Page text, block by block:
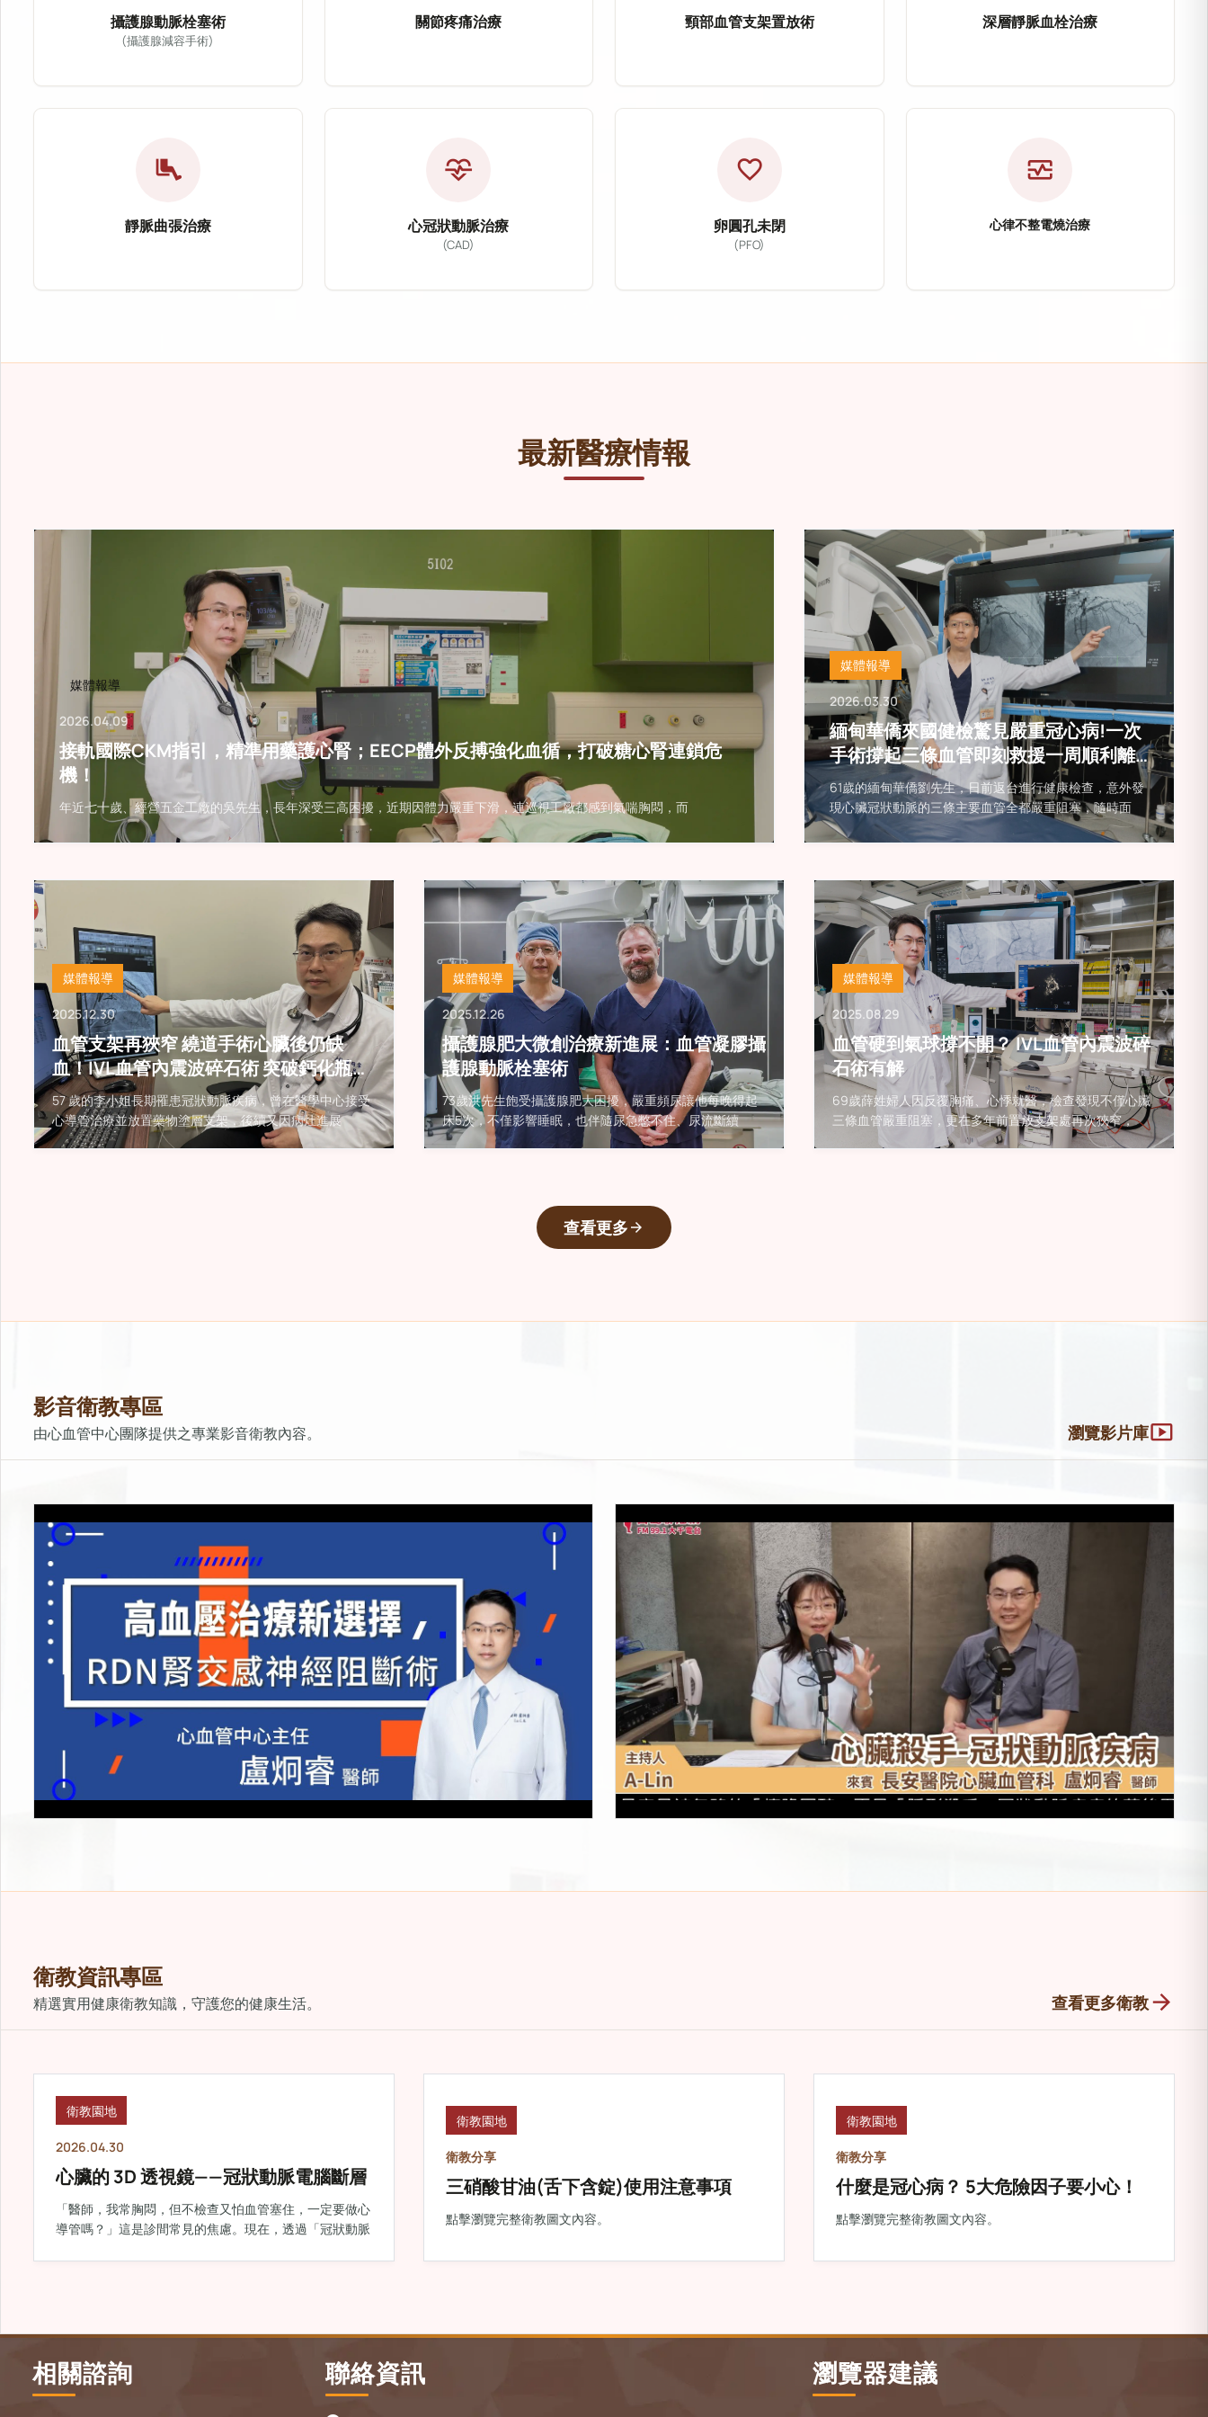
攝護腺動脈栓塞術
(攝護腺減容手術)
攝護腺動脈栓塞術（Prostatic Artery Embolization, PAE）
攝護腺動脈栓塞術（PAE）為治療良性攝護腺肥大（BPH）的微創介入治療方式，透過導管將栓塞微粒注入攝護腺動脈，使攝護腺逐漸縮小，改善頻尿、夜尿、
治療方式：導管栓塞治療
關節疼痛治療
關節疼痛治療主要針對退化性關節炎、五十肩、網球肘、膝關節疼痛及足底筋膜炎等慢性疼痛問題，提供微創微細動脈
治療方式：微細動脈栓塞治療（TAME）
改善症狀：慢性疼痛、活動受限
頸部血管支架置放術
頸部血管支架置放術主要用於治療頸動脈狹窄，透過心導管介入方式置放血管
治療方式：血管支架置放術
改善目標：降低中風風險
深層靜脈血栓治療
深層靜脈血栓治療主要針對下肢深層
治療方式：EKOS超音波溶栓導管
改善目標：恢復靜脈血流、降低肺栓
airline_seat_legroom_extra
靜脈曲張治療
靜脈曲張治療主要針對下肢靜脈瓣膜功能不全及血液回流異常，提供血管超音波檢查、血管雷射治療及其他微創介入治療。
治療方式：血管雷射治療
cardiology
心冠狀動脈治療
(CAD)
心冠狀動脈治療（Coronary Artery Disease, CAD）
favorite
卵圓孔未閉
(PFO)
卵圓孔未閉治療（Patent Foramen Ovale,
monitor_heart
心律不整電燒治療
心律不整電燒治療透過心導管電氣生
治療方式：導管消融術（電燒）
最新醫療情報
媒體報導
2026.04.09
接軌國際CKM指引，精準用藥護心腎；EECP體外反搏強化血循，打破糖心腎連鎖危
機！
年近七十歲、經營五金工廠的吳先生，長年深受三高困擾，近期因體力嚴重下滑，連巡視工廠都感到氣喘胸悶，而
媒體報導
2026.03.30
緬甸華僑來國健檢驚見嚴重冠心病!一次
手術撐起三條血管即刻救援一周順利離
台
61歲的緬甸華僑劉先生，日前返台進行健康檢查，意外發
現心臟冠狀動脈的三條主要血管全都嚴重阻塞，隨時面
媒體報導
2025.12.30
血管支架再狹窄 繞道手術心臟後仍缺
血！IVL血管內震波碎石術 突破鈣化瓶頸
改善心臟血流
57 歲的李小姐長期罹患冠狀動脈疾病，曾在醫學中心接受
心導管治療並放置藥物塗層支架，後續又因病灶進展
媒體報導
2025.12.26
攝護腺肥大微創治療新進展：血管凝膠攝
護腺動脈栓塞術
73歲洪先生飽受攝護腺肥大困擾，嚴重頻尿讓他每晚得起
床5次，不僅影響睡眠，也伴隨尿急憋不住、尿流斷續
媒體報導
2025.08.29
血管硬到氣球撐不開？ IVL血管內震波碎
石術有解
69歲薛姓婦人因反覆胸痛、心悸就醫，檢查發現不僅心臟
三條血管嚴重阻塞，更在多年前置放支架處再次狹窄，
查看更多arrow_forward
影音衛教專區
由心血管中心團隊提供之專業影音衛教內容。 瀏覽影片庫smart_display
高血壓治療新選擇！RDN腎交感神經阻斷術
上架時間：2026-01-23 心臟殺手-冠狀動脈疾病
上架時間：2025-05-28
衛教資訊專區
精選實用健康衛教知識，守護您的健康生活。 查看更多衛教arrow_forward
衛教園地
2026.04.30
心臟的 3D 透視鏡——冠狀動脈電腦斷層
「醫師，我常胸悶，但不檢查又怕血管塞住，一定要做心
導管嗎？」這是診間常見的焦慮。現在，透過「冠狀動脈
衛教園地
衛教分享
三硝酸甘油(舌下含錠)使用注意事項
點擊瀏覽完整衛教圖文內容。
衛教園地
衛教分享
什麼是冠心病？ 5大危險因子要小心！
點擊瀏覽完整衛教圖文內容。
相關諮詢 聯絡資訊 瀏覽器建議